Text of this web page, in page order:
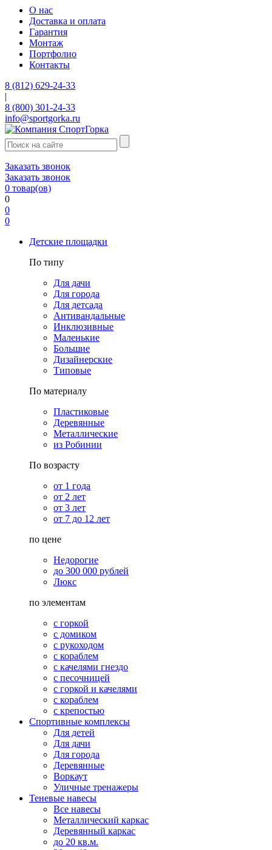
О нас
Доставка и оплата
Гарантия
Монтаж
Портфолио
Контакты
8 (812) 629-24-33
|
8 (800) 301-24-33
info@sportgorka.ru
Заказать звонок
Заказать звонок
0 товар(ов)
0
0
0
Детские площадки
По типу
Для дачи
Для города
Для детсада
Антивандальные
Инклюзивные
Маленькие
Большие
Дизайнерские
Типовые
По материалу
Пластиковые
Деревянные
Металлические
из Робинии
По возрасту
от 1 года
от 2 лет
от 3 лет
от 7 до 12 лет
по цене
Недорогие
до 300 000 рублей
Люкс
по элементам
с горкой
с домиком
с рукоходом
с кораблем
с качелями гнездо
с песочницей
с горкой и качелями
с кораблем
с крепостью
Спортивные комплексы
Для детей
Для дачи
Для города
Деревянные
Воркаут
Уличные тренажеры
Теневые навесы
Все навесы
Металлический каркас
Деревянный каркас
до 20 кв.м.